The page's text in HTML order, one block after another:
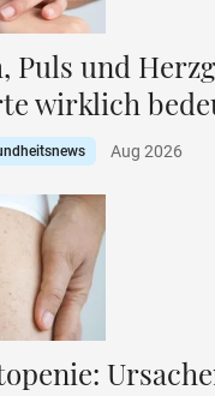
Puls und
wirklich
Aug 2026